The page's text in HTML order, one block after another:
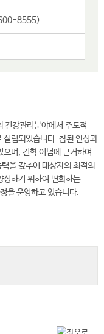
8555)
건강관리분야에서 주도적
설립되었습니다. 참된 인성과
며, 건학 이념에 근거하여
을 갖추어 대상자의 최적의
성하기 위하여 변화하는
을 운영하고 있습니다.